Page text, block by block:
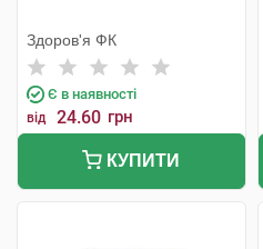
Здоров'я ФК
Є в наявності
від 24.60 грн
КУПИТИ